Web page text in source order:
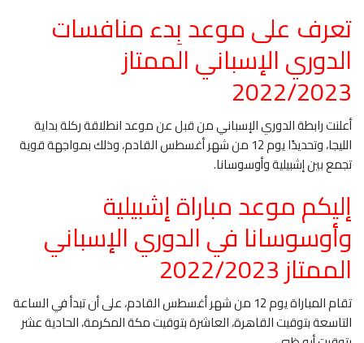
تعرف على موعد بِدء منافسات
الدوري الإسباني الممتاز
2022/2023
أعلنت رابطة الدوري الإسباني من قبل عن موعد انطلاقة ركلة بداية
الليجا، وتحديدًا يوم 12 من شهر أغسطس القادم، وذلك بمواجهة قوية
تجمع بين إشبيلية وأوسوسانا.
إليكم موعد مباراة إشبيلية
وأوسوسانا في الدوري الإسباني
الممتاز 2022/2023
تقام المباراة يوم 12 من شهر أغسطس القادم، على أن تبدأ في الساعة
التاسعة بتوقيت القاهرة، العاشرة بتوقيت مكة المكرمة، الحادية عشر